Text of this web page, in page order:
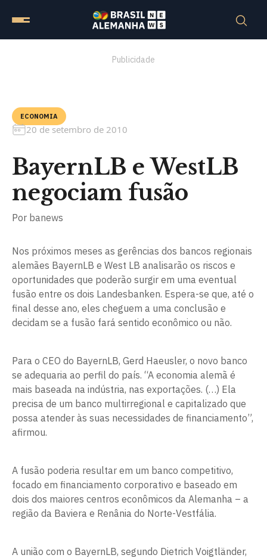
Publicidade
ECONOMIA
20 de setembro de 2010
BayernLB e WestLB
negociam fusão
Por banews
Nos próximos meses as gerências dos bancos regionais
alemães BayernLB e West LB analisarão os riscos e
oportunidades que poderão surgir em uma eventual
fusão entre os dois Landesbanken. Espera-se que, até o
final desse ano, eles cheguem a uma conclusão e
decidam se a fusão fará sentido econômico ou não.
Para o CEO do BayernLB, Gerd Haeusler, o novo banco
se adequaria ao perfil do país. “A economia alemã é
mais baseada na indústria, nas exportações. (…) Ela
precisa de um banco multirregional e capitalizado que
possa atender às suas necessidades de financiamento”,
afirmou.
A fusão poderia resultar em um banco competitivo,
focado em financiamento corporativo e baseado em
dois dos maiores centros econômicos da Alemanha – a
região da Baviera e Renânia do Norte-Vestfália.
A união com o BayernLB, segundo Dietrich Voigtländer,